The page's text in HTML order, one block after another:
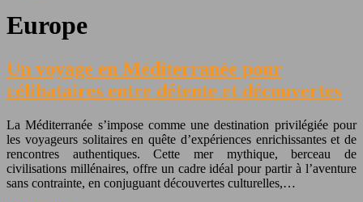
Europe
Un voyage en Méditerranée pour
célibataires entre détente et découvertes
La Méditerranée s’impose comme une destination privilégiée pour
les voyageurs solitaires en quête d’expériences enrichissantes et de
rencontres authentiques. Cette mer mythique, berceau de
civilisations millénaires, offre un cadre idéal pour partir à l’aventure
sans contrainte, en conjuguant découvertes culturelles,…